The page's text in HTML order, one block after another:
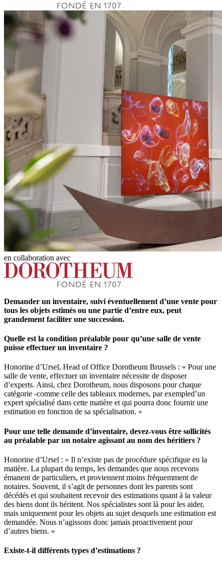
en collaboration avec
Demander un inventaire, suivi éventuellement d’une vente pour
tous les objets estimés ou une partie d’entre eux, peut
grandement faciliter une succession.
Quelle est la condition préalable pour qu’une salle de vente
puisse effectuer un inventaire ?
Honorine d’Ursel, Head of Office Dorotheum Brussels : « Pour une
salle de vente, effectuer un inventaire nécessite de disposer
d’experts. Ainsi, chez Dorotheum, nous disposons pour chaque
catégorie -comme celle des tableaux modernes, par exempled’un
expert spécialisé dans cette matière et qui pourra donc fournir une
estimation en fonction de sa spécialisation. »
Pour une telle demande d’inventaire, devez-vous être sollicités
au préalable par un notaire agissant au nom des héritiers ?
Honorine d’Ursel : « Il n’existe pas de procédure spécifique en la
matière. La plupart du temps, les demandes que nous recevons
émanent de particuliers, et proviennent moins fréquemment de
notaires. Souvent, il s’agit de personnes dont les parents sont
décédés et qui souhaitent recevoir des estimations quant à la valeur
des biens dont ils héritent. Nos spécialistes sont là pour les aider,
mais uniquement pour les objets au sujet desquels une estimation est
demandée. Nous n’agissons donc jamais proactivement pour
d’autres biens. »
Existe-t-il différents types d’estimations ?